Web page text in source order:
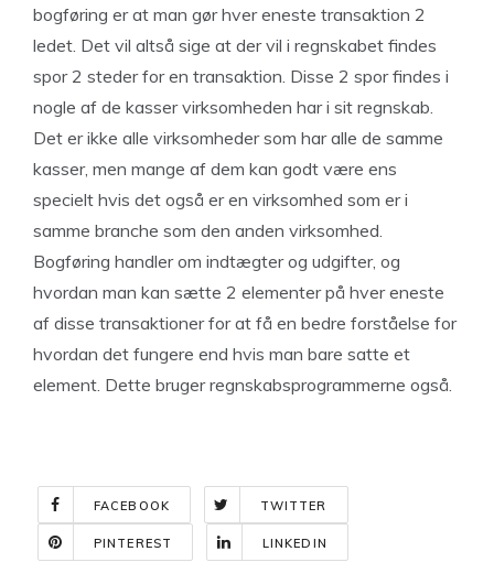
bogføring er at man gør hver eneste transaktion 2
ledet. Det vil altså sige at der vil i regnskabet findes
spor 2 steder for en transaktion. Disse 2 spor findes i
nogle af de kasser virksomheden har i sit regnskab.
Det er ikke alle virksomheder som har alle de samme
kasser, men mange af dem kan godt være ens
specielt hvis det også er en virksomhed som er i
samme branche som den anden virksomhed.
Bogføring handler om indtægter og udgifter, og
hvordan man kan sætte 2 elementer på hver eneste
af disse transaktioner for at få en bedre forståelse for
hvordan det fungere end hvis man bare satte et
element. Dette bruger regnskabsprogrammerne også.
FACEBOOK TWITTER
PINTEREST LINKEDIN